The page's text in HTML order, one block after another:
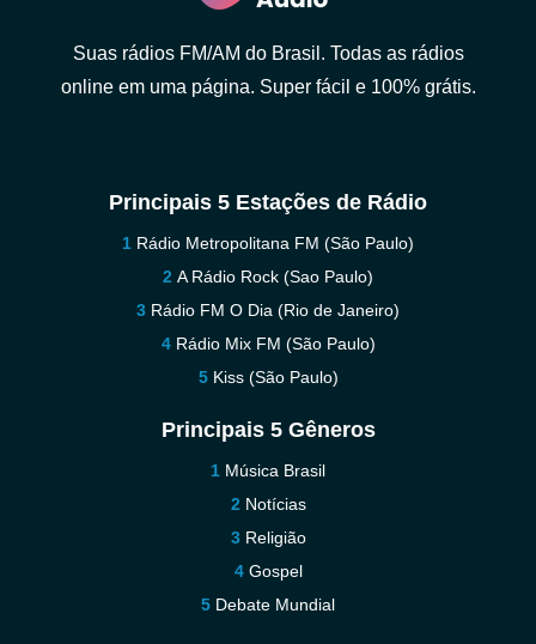
Suas rádios FM/AM do Brasil. Todas as rádios
online em uma página. Super fácil e 100% grátis.
Principais 5 Estações de Rádio
Rádio Metropolitana FM (São Paulo)
A Rádio Rock (Sao Paulo)
Rádio FM O Dia (Rio de Janeiro)
Rádio Mix FM (São Paulo)
Kiss (São Paulo)
Principais 5 Gêneros
Música Brasil
Notícias
Religião
Gospel
Debate Mundial